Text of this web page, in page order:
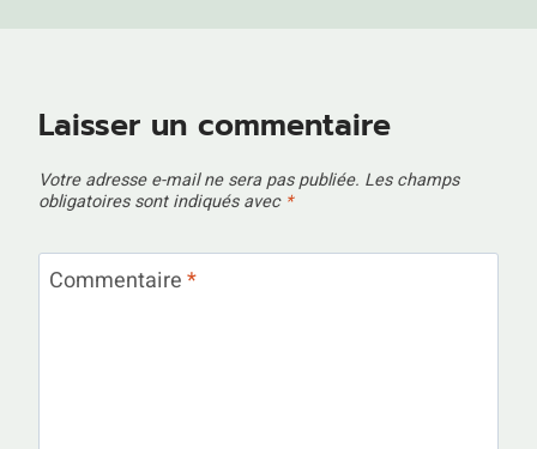
Laisser un commentaire
Votre adresse e-mail ne sera pas publiée. Les champs
obligatoires sont indiqués avec *
Commentaire*